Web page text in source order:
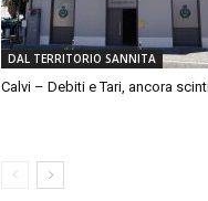
DAL TERRITORIO SANNITA
Calvi – Debiti e Tari, ancora